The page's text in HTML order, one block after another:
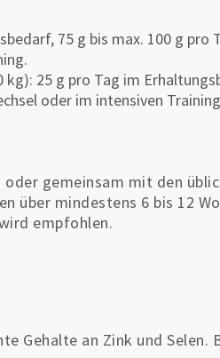
75 g bis max. 100 g pro
25 g pro Tag im
oder im intensiven
gemeinsam mit den
über mindestens 6 bis 12
empfohlen.
Gehalte an Zink und Selen.